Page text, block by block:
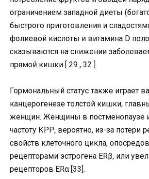
ограничением западной диеты
быстрого приготовления и
фолиевой кислоты и витамина D
сказываются на снижении
прямой кишки [ 29 , 32 ].
Гормональный статус также играет
канцерогенезе толстой кишки,
женщин. Женщины в
частоту КРР, вероятно, из-за потери
свойств клеточного цикла,
рецепторами эстрогена ERβ, или
рецепторов ERα [33].